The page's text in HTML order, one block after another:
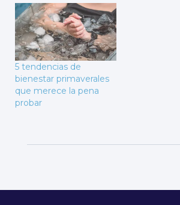
5 tendencias de
bienestar primaverales
que merece la pena
probar